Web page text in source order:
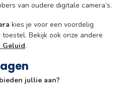
van oudere digitale camera’s.
kies je voor een voordelig
Bekijk ook onze andere
Geluid.
jullie aan?